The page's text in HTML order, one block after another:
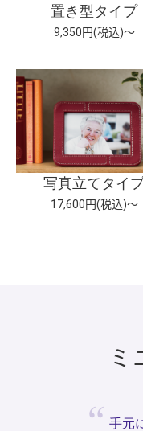
置き型タイプ
9,350円(税込)～
写真立てタイ
17,600円(税込)～
ミ
手元